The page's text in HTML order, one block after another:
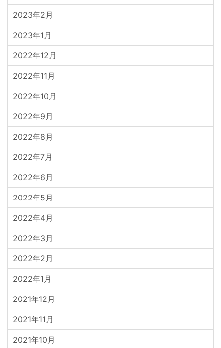
2023年2月
2023年1月
2022年12月
2022年11月
2022年10月
2022年9月
2022年8月
2022年7月
2022年6月
2022年5月
2022年4月
2022年3月
2022年2月
2022年1月
2021年12月
2021年11月
2021年10月